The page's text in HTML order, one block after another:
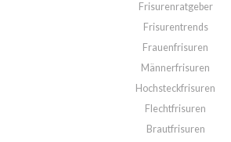
Frisurenratgeber
Frisurentrends
Frauenfrisuren
Männerfrisuren
Hochsteckfrisuren
Flechtfrisuren
Brautfrisuren